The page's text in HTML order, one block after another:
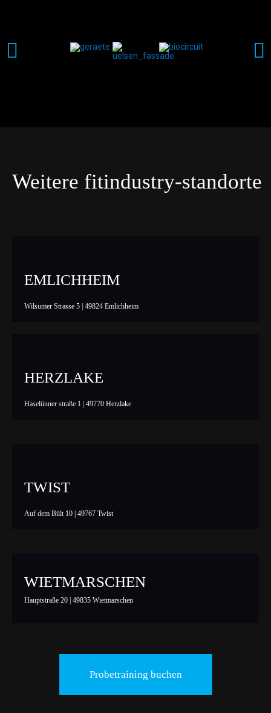
Weitere fitindustry-standorte
EMLICHHEIM
Wilsumer Strasse 5 | 49824 Emlichheim
HERZLAKE
Haselünner straße 1 | 49770 Herzlake
TWIST
Auf dem Bült 10 | 49767 Twist
WIETMARSCHEN
Hauptstraße 20 | 49835 Wietmarschen
Probetraining buchen